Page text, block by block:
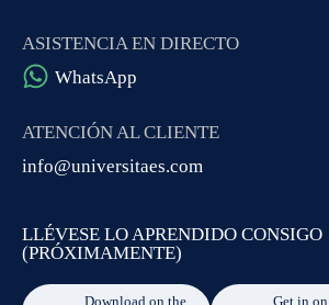
ASISTENCIA EN DIRECTO
WhatsApp
ATENCIÓN AL CLIENTE
info@universitaes.com
LLÉVESE LO APRENDIDO CONSIGO
(PRÓXIMAMENTE)
Download on the Get in on